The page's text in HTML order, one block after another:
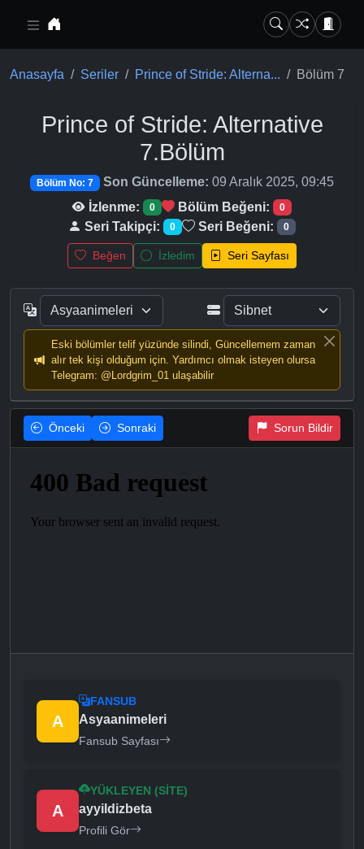
Anasayfa Seriler Prince of Stride: Alterna... Bölüm 7
Prince of Stride: Alternative
7.Bölüm
Bölüm No: 7 Son Güncelleme: 09 Aralık 2025, 09:45
İzlenme:
0 Bölüm Beğeni: 0
Seri Takipçi: 0 Seri Beğeni: 0
Beğen İzledim Seri Sayfası
Eski bölümler telif yüzünde silindi, Güncellemem zaman
alır tek kişi olduğum için. Yardımcı olmak isteyen olursa
Telegram: @Lordgrim_01 ulaşabilir
Önceki Sonraki Sorun Bildir
A
FANSUB
Asyaanimeleri
Fansub Sayfası
A
YÜKLEYEN (SITE)
ayyildizbeta
Profili Gör